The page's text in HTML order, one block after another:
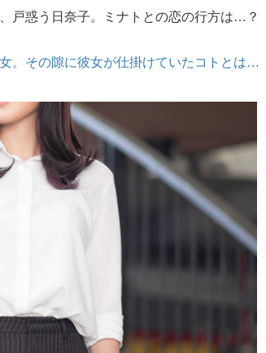
戸惑う日奈子。ミナトとの恋の行方は…？
。その隙に彼女が仕掛けていたコトとは…